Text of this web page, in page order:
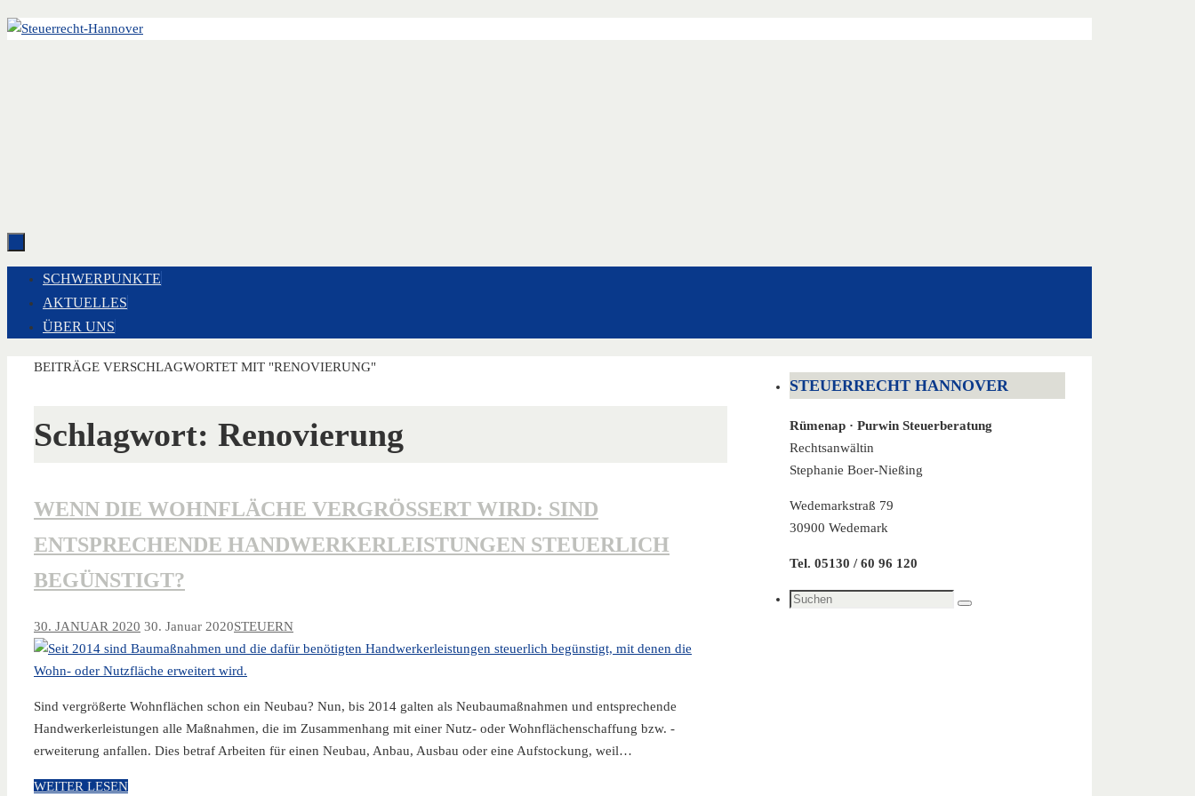
Zum
ZUM
INHALT
SPRINGEN
SCHWERPUNKTE
AKTUELLES
ÜBER UNS
START
BEITRÄGE VERSCHLAGWORTET MIT "RENOVIERUNG"
Schlagwort: Renovierung
WENN DIE WOHNFLÄCHE VERGRÖSSERT WIRD: SIND E
NTSPRECHENDE HANDWERKERLEISTUNGEN STEUERLICH B
EGÜNSTIGT?
30. JANUAR 2020 30. Januar 2020STEUERN
Sind vergrößerte Wohnflächen schon ein Neubau? Nun, bis 2014 galten als Neubaumaßnahmen und entsprechende
Handwerkerleistungen alle Maßnahmen, die im Zusammenhang mit einer Nutz- oder Wohnflächenschaffung bzw. -
erweiterung anfallen. Dies betraf Arbeiten für einen Neubau, Anbau, Ausbau oder eine Aufstockung, weil…
WEITER LESEN
STEUERRECHT HANNOVER
Rümenap · Purwin Steuerberatung
Rechtsanwältin
Stephanie Boer-Nießing
Wedemarkstraß 79
30900 Wedemark
Tel. 05130 / 60 96 120
Suchen
Suchen